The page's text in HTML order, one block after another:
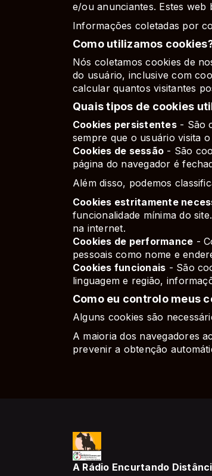
e/ou anunciantes. Estes web
Informações coletadas por
Como utilizamos
Nós coletamos cookies de
do usuário, inclusive com
calcular quantos visitantes
Quais tipos de cookies
Cookies persistentes- São
sempre que o usuário visita
Cookies de sessão - São
página do navegador é
Além disso, podemos
Cookies estritamente
funcionalidade mínima do
na internet.
Cookies de performance -
pessoais como nome e
Cookies funcionais - São
linguagem e região,
Como eu controlo meus
Alguns cookies são
A maioria dos navegadores
prevenir a obtenção
A Rádio Encurtando